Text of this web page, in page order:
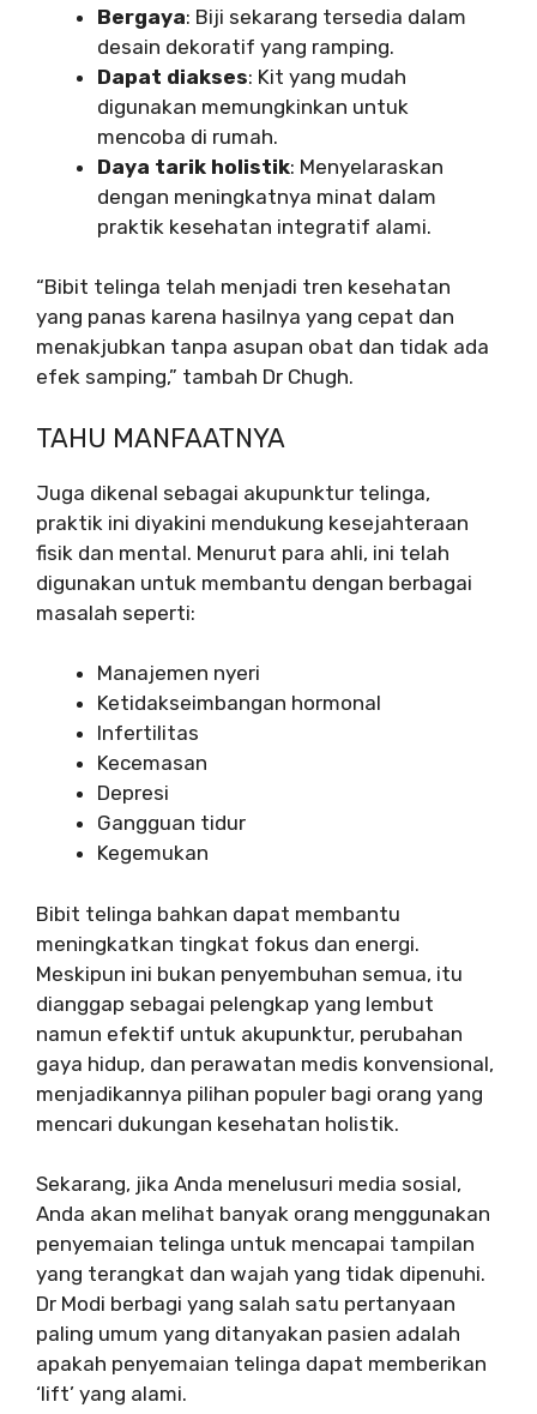
Bergaya: Biji sekarang tersedia dalam
desain dekoratif yang ramping.
Dapat diakses: Kit yang mudah
digunakan memungkinkan untuk
mencoba di rumah.
Daya tarik holistik: Menyelaraskan
dengan meningkatnya minat dalam
praktik kesehatan integratif alami.
“Bibit telinga telah menjadi tren kesehatan
yang panas karena hasilnya yang cepat dan
menakjubkan tanpa asupan obat dan tidak ada
efek samping,” tambah Dr Chugh.
TAHU MANFAATNYA
Juga dikenal sebagai akupunktur telinga,
praktik ini diyakini mendukung kesejahteraan
fisik dan mental. Menurut para ahli, ini telah
digunakan untuk membantu dengan berbagai
masalah seperti:
Manajemen nyeri
Ketidakseimbangan hormonal
Infertilitas
Kecemasan
Depresi
Gangguan tidur
Kegemukan
Bibit telinga bahkan dapat membantu
meningkatkan tingkat fokus dan energi.
Meskipun ini bukan penyembuhan semua, itu
dianggap sebagai pelengkap yang lembut
namun efektif untuk akupunktur, perubahan
gaya hidup, dan perawatan medis konvensional,
menjadikannya pilihan populer bagi orang yang
mencari dukungan kesehatan holistik.
Sekarang, jika Anda menelusuri media sosial,
Anda akan melihat banyak orang menggunakan
penyemaian telinga untuk mencapai tampilan
yang terangkat dan wajah yang tidak dipenuhi.
Dr Modi berbagi yang salah satu pertanyaan
paling umum yang ditanyakan pasien adalah
apakah penyemaian telinga dapat memberikan
‘lift’ yang alami.